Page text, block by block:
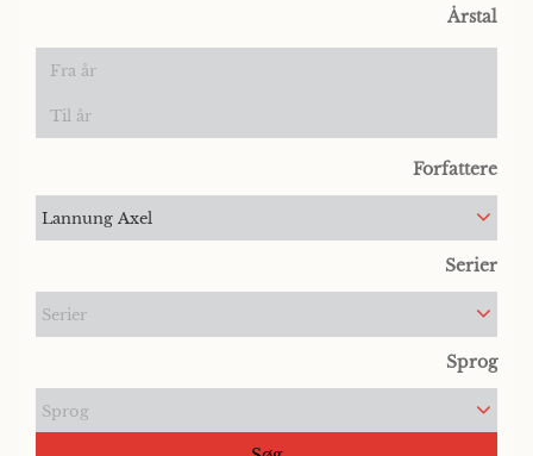
Årstal
Forfattere
Lannung Axel
Serier
Serier
Sprog
Sprog